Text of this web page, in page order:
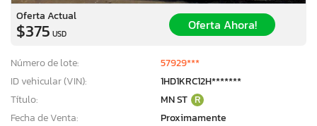
Oferta Actual
$375 USD
Oferta Ahora!
Número de lote:
57929***
ID vehicular (VIN):
1HD1KRC12H*******
Título:
MN ST R
Fecha de Venta:
Proximamente